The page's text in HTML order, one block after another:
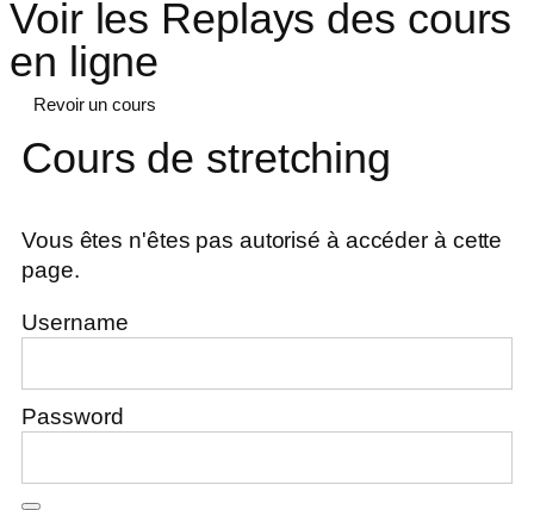
Voir les Replays des cours
en ligne
Revoir un cours
Cours de stretching
Vous êtes n'êtes pas autorisé à accéder à cette
page.
Username
Password